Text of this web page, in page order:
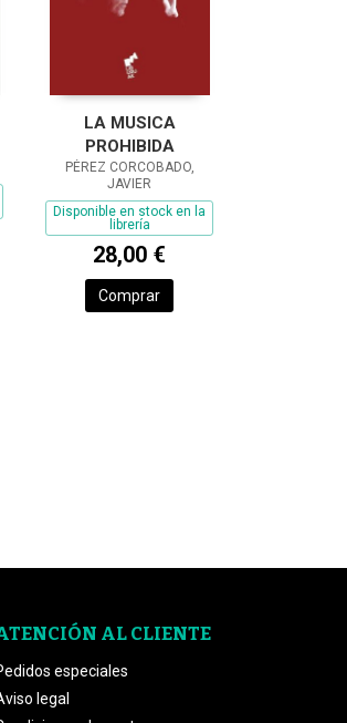
LA MUSICA
PROHIBIDA
PÉREZ CORCOBADO,
JAVIER
Disponible en stock en la
librería
28,00 €
Comprar
AL CLIENTE
especiales
legal